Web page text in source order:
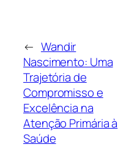
← Wandir
Nascimento: Uma
Trajetória de
Compromisso e
Excelência na
Atenção Primária à
Saúde